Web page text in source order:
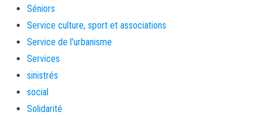
Séniors
Service culture, sport et associations
Service de l'urbanisme
Services
sinistrés
social
Solidarité